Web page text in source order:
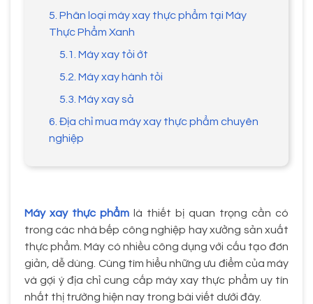
5. Phân loại máy xay thực phẩm tại Máy
Thực Phẩm Xanh
5.1. Máy xay tỏi ớt
5.2. Máy xay hành tỏi
5.3. Máy xay sả
6. Địa chỉ mua máy xay thực phẩm chuyên
nghiệp
Máy xay thực phẩm là thiết bị quan trọng cần có
trong các nhà bếp công nghiệp hay xưởng sản xuất
thực phẩm. Máy có nhiều công dụng với cấu tạo đơn
giản, dễ dùng. Cùng tìm hiểu những ưu điểm của máy
và gợi ý địa chỉ cung cấp máy xay thực phẩm uy tín
nhất thị trường hiện nay trong bài viết dưới đây.